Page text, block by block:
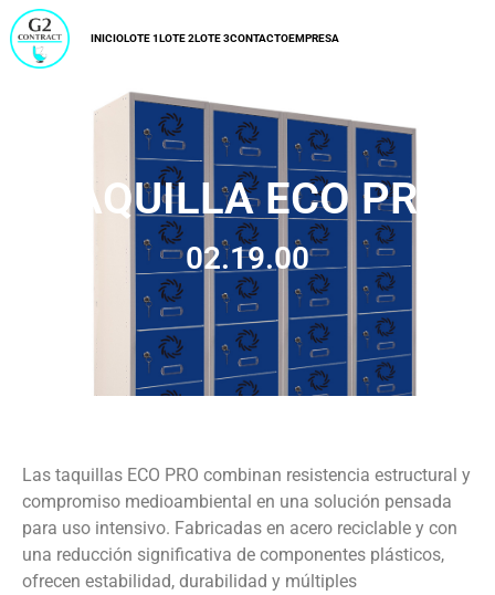
INICIOLOTE 1 LOTE 2LOTE 3CONTACTOEMPRESA
TAQUILLA ECO PRO
02.19.00
Las taquillas ECO PRO combinan resistencia estructural y
compromiso medioambiental en una solución pensada
para uso intensivo. Fabricadas en acero reciclable y con
una reducción significativa de componentes plásticos,
ofrecen estabilidad, durabilidad y múltiples